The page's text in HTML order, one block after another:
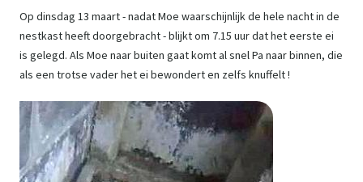
Op dinsdag 13 maart - nadat Moe waarschijnlijk de hele nacht in de
nestkast heeft doorgebracht - blijkt om 7.15 uur dat het eerste ei
is gelegd. Als Moe naar buiten gaat komt al snel Pa naar binnen, die
als een trotse vader het ei bewondert en zelfs knuffelt !